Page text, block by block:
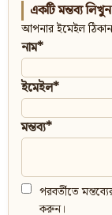
একটি মন্তব্য লিখুন
আপনার ইমেইল
নাম*
ইমেইল*
মন্তব্য*
পরবর্তীতে
করুন।